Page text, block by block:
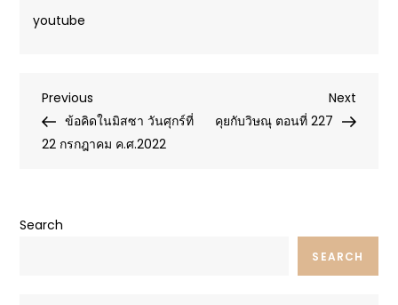
youtube
Post
navigation
Previous
Post
Previous
ข้อคิดในมิสซา วันศุกร์ที่
22 กรกฎาคม ค.ศ.2022
Next
Post
Next
คุยกับวิษณุ ตอนที่ 227
Search
SEARCH